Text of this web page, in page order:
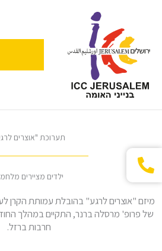
תערוכת "אוצרים
ילדים מציירים
מיזם "אוצרים לרגע" בהובלת עמותת הקרן
של פרופ' מרסלה ברנר, התקיים במהלך
חרבות ברזל.